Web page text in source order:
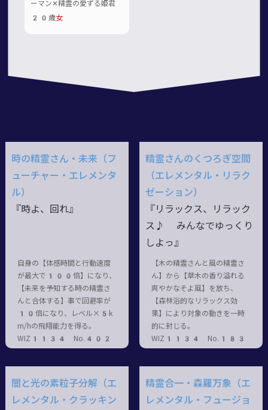
ーマン✕精霊の愛ずる姫君
20歳女
時の精霊さん・未来（フ
ューチャー・エレメンタ
ル）
『時よ、回れ』
自身の【体感時間と行動速度
が最大で100倍】になり、
【未来を予知する時の精霊さ
んと合体する】事で回避率が
10倍になり、レベル×5k
m/hの飛翔能力を得る。
WIZ1134 No.402
精霊さんのくつろぎ空間
（エレメンタル・リラク
ゼーション）
『リラックス、リラック
ス♪ みんなでゆっくり
しよっ』
【木の精霊さんと風の精霊さ
ん】から【草木の香り溢れる
爽やかなそよ風】を放ち、
【森林浴的なリラックス効
果】により対象の動きを一時
的に封じる。
WIZ1134 No.183
闇と光の素粒子分解（エ
レメンタル・クラッキン
精霊合一・森羅万象（エ
レメンタル・フュージョ